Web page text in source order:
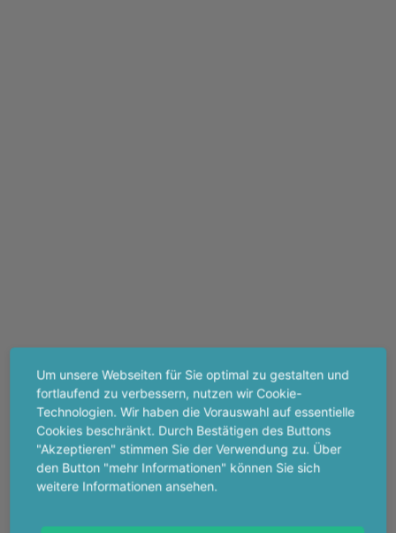
Um unsere Webseiten für Sie optimal zu gestalten und
fortlaufend zu verbessern, nutzen wir Cookie-
Technologien. Wir haben die Vorauswahl auf essentielle
Cookies beschränkt. Durch Bestätigen des Buttons
"Akzeptieren" stimmen Sie der Verwendung zu. Über
den Button "mehr Informationen" können Sie sich
weitere Informationen ansehen.